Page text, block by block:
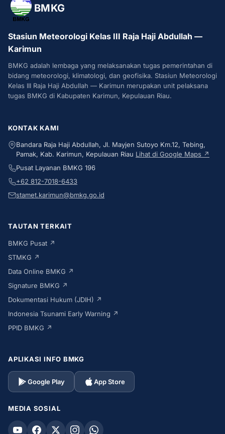
BMKG
Stasiun Meteorologi Kelas III Raja Haji Abdullah —
Karimun
BMKG adalah lembaga yang melaksanakan tugas pemerintahan di
bidang meteorologi, klimatologi, dan geofisika. Stasiun Meteorologi
Kelas III Raja Haji Abdullah — Karimun merupakan unit pelaksana
tugas BMKG di Kabupaten Karimun, Kepulauan Riau.
KONTAK KAMI
Bandara Raja Haji Abdullah, Jl. Mayjen Sutoyo Km.12, Tebing,
Pamak, Kab. Karimun, Kepulauan Riau Lihat di Google Maps ↗
Pusat Layanan BMKG 196
+62 812-7018-6433
stamet.karimun@bmkg.go.id
TAUTAN TERKAIT
BMKG Pusat ↗
STMKG ↗
Data Online BMKG ↗
Signature BMKG ↗
Dokumentasi Hukum (JDIH) ↗
Indonesia Tsunami Early Warning ↗
PPID BMKG ↗
APLIKASI INFO BMKG
Google Play App Store
MEDIA SOSIAL